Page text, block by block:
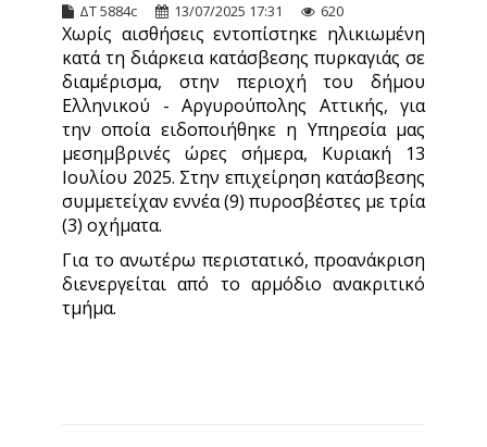
ΔΤ 5884c 13/07/2025 17:31 620
Χωρίς αισθήσεις εντοπίστηκε ηλικιωμένη
κατά τη διάρκεια κατάσβεσης πυρκαγιάς σε
διαμέρισμα, στην περιοχή του δήμου
Ελληνικού - Αργυρούπολης Αττικής, για
την οποία ειδοποιήθηκε η Υπηρεσία μας
μεσημβρινές ώρες σήμερα, Κυριακή 13
Ιουλίου 2025. Στην επιχείρηση κατάσβεσης
συμμετείχαν εννέα (9) πυροσβέστες με τρία
(3) οχήματα.
Για το ανωτέρω περιστατικό, προανάκριση
διενεργείται από το αρμόδιο ανακριτικό
τμήμα.